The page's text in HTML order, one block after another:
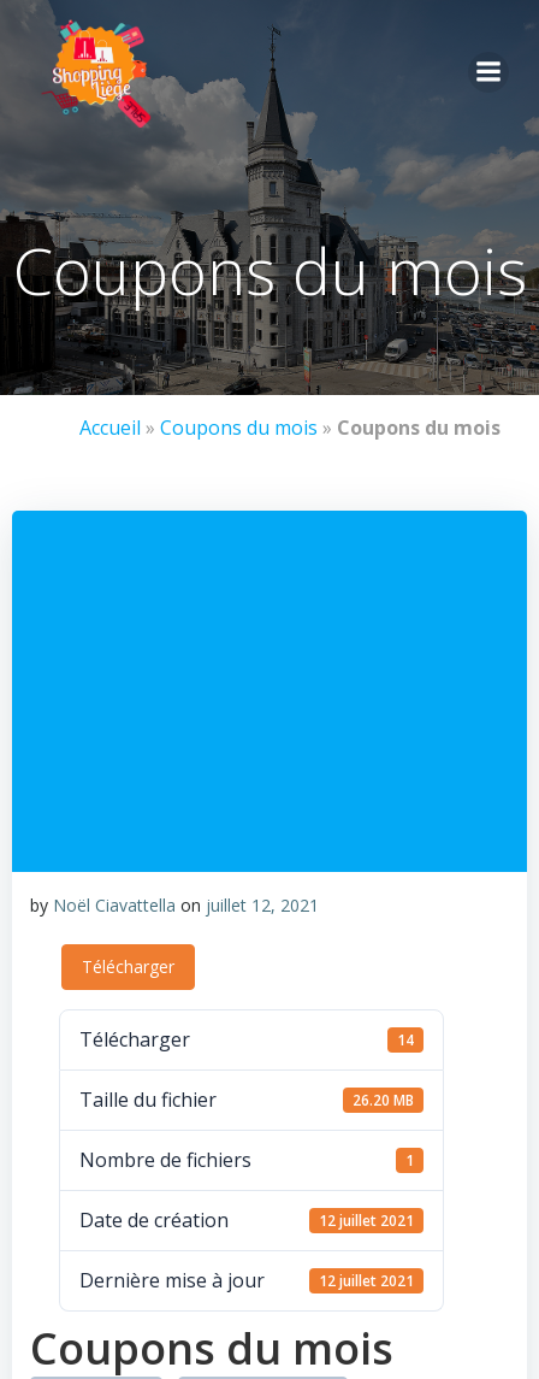
coupons du mois
Accueil » Coupons du mois » Coupons du mois
by Noël Ciavattella on juillet 12, 2021
Télécharger
Télécharger 14
Taille du fichier 26.20 MB
Nombre de fichiers 1
Date de création 12 juillet 2021
Dernière mise à jour 12 juillet 2021
Coupons du mois